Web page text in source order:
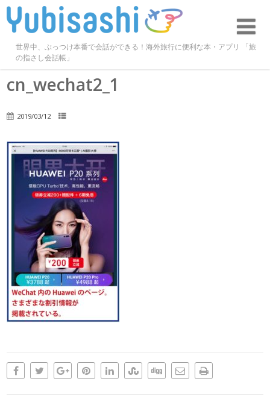
世界中、ぶっつけ本番で会話ができる！海外旅行に便利な本・アプリ 「旅
の指さし会話帳」
cn_wechat2_1
2019/03/12